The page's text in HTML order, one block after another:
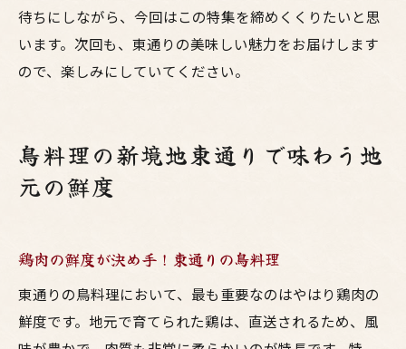
待ちにしながら、今回はこの特集を締めくくりたいと思
います。次回も、東通りの美味しい魅力をお届けします
ので、楽しみにしていてください。
鳥料理の新境地東通りで味わう地
元の鮮度
鶏肉の鮮度が決め手！東通りの鳥料理
東通りの鳥料理において、最も重要なのはやはり鶏肉の
鮮度です。地元で育てられた鶏は、直送されるため、風